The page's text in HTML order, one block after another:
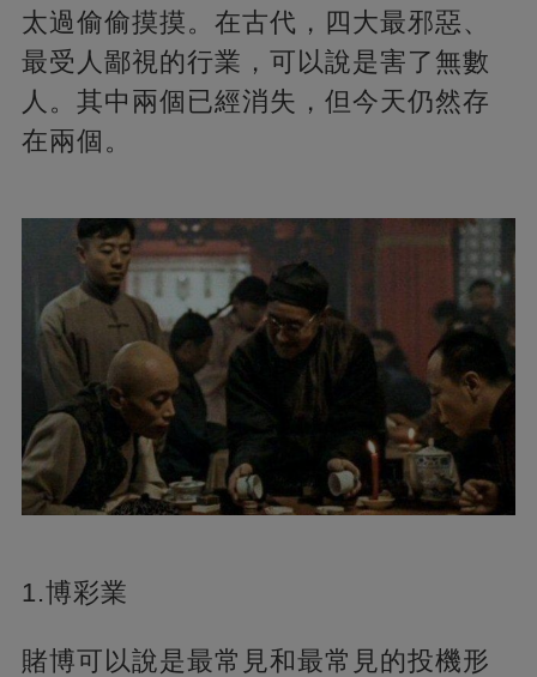
太過偷偷摸摸。在古代，四大最邪惡、
最受人鄙視的行業，可以說是害了無數
人。其中兩個已經消失，但今天仍然存
在兩個。
1.博彩業
賭博可以說是最常見和最常見的投機形